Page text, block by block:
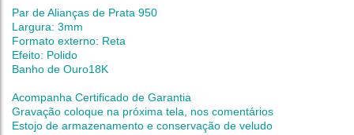
Par de Alianças de Prata 950
Largura: 3mm
Formato externo: Reta
Efeito: Polido
Banho de Ouro18K
Acompanha Certificado de Garantia
Gravação coloque na próxima tela, nos comentários
Estojo de armazenamento e conservação de veludo